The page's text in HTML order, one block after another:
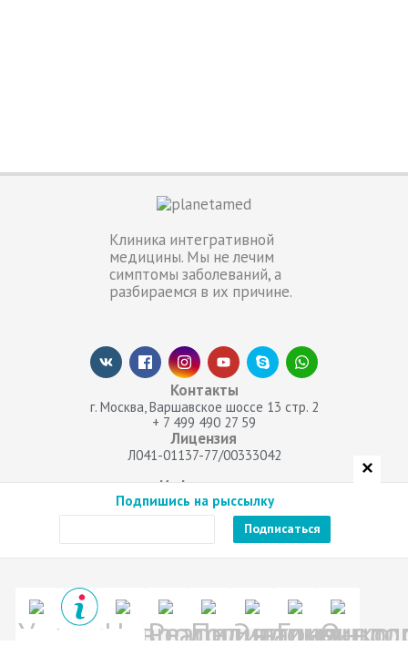
Подпишись на рыссылку
✕
Клиника интегративной
медицины. Мы не лечим
симптомы заболеваний, а
разбираемся в их причине.
Контакты
г. Москва, Варшавское шоссе 13 стр. 2
+ 7 499 490 27 59
Лицензия
Л041-01137-77/00333042
Информация
Оферта
Политика конфиденциальности
СМИ о нас
Услуги Неврология
Реабилитация
ПедиатрияОнко